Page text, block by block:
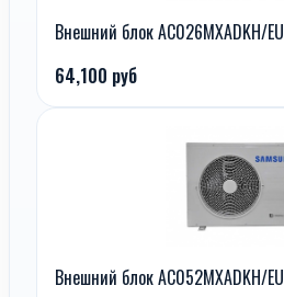
Внешний блок AC026MXADKH/EU
64,100 руб
Внешний блок AC052MXADKH/EU